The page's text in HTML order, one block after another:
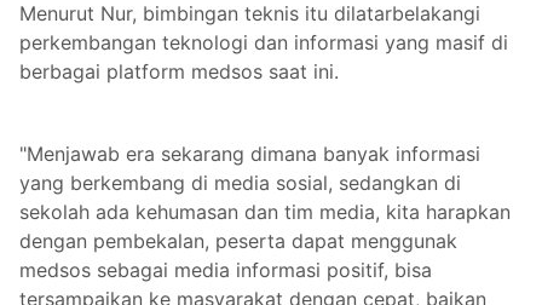
Menurut Nur, bimbingan teknis itu dilatarbelakangi
perkembangan teknologi dan informasi yang masif di
berbagai platform medsos saat ini.
"Menjawab era sekarang dimana banyak informasi
yang berkembang di media sosial, sedangkan di
sekolah ada kehumasan dan tim media, kita harapkan
dengan pembekalan, peserta dapat menggunak
medsos sebagai media informasi positif, bisa
tersampaikan ke masyarakat dengan cepat, baikan